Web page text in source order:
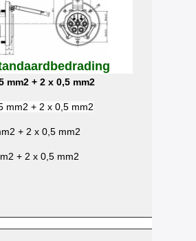
mm2 + 2 x 0,5 mm2
mm2 + 2 x 0,5 mm2
+ 2 x 0,5 mm2
+ 2 x 0,5 mm2